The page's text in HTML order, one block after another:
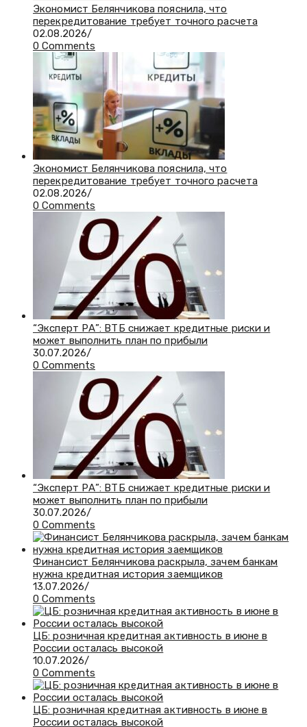
Экономист Белянчикова пояснила, что
перекредитование требует точного расчета
02.08.2026/
0 Comments
Экономист Белянчикова пояснила, что
перекредитование требует точного расчета
02.08.2026/
0 Comments
“Эксперт РА”: ВТБ снижает кредитные риски и
может выполнить план по прибыли
30.07.2026/
0 Comments
“Эксперт РА”: ВТБ снижает кредитные риски и
может выполнить план по прибыли
30.07.2026/
0 Comments
Финансист Белянчикова раскрыла, зачем банкам
нужна кредитная история заемщиков
13.07.2026/
0 Comments
ЦБ: розничная кредитная активность в июне в
России осталась высокой
10.07.2026/
0 Comments
ЦБ: розничная кредитная активность в июне в
России осталась высокой